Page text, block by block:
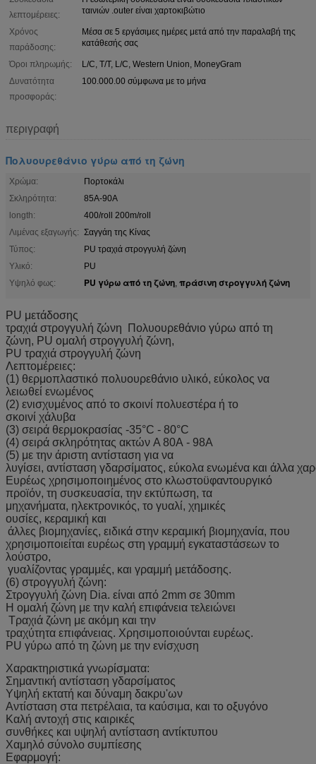
λεπτομέρειες:
ταινιών .outer είναι χαρτοκιβώτιο
Χρόνος
παράδοσης:
Μέσα σε 5 εργάσιμες ημέρες μετά από την παραλαβή της
κατάθεσής σας
Όροι πληρωμής:
L/C, T/T, L/C, Western Union, MoneyGram
Δυνατότητα
προσφοράς:
100.000.00 σύμφωνα με το μήνα
περιγραφή
Πολυουρεθάνιο γύρω από τη ζώνη
Χρώμα:
Πορτοκάλι
Σκληρότητα:
85A-90A
longth:
400/roll 200m/roll
Λιμένας εξαγωγής: Σαγγάη της Κίνας
Τύπος:
PU τραχιά στρογγυλή ζώνη
Υλικό:
PU
Υψηλό φως:
PU γύρω από τη ζώνη, πράσινη στρογγυλή ζώνη
PU μετάδοσης
τραχιά στρογγυλή ζώνη Πολυουρεθάνιο γύρω από τη
ζώνη, PU ομαλή στρογγυλή ζώνη,
PU τραχιά στρογγυλή ζώνη
Λεπτομέρειες:
(1) θερμοπλαστικό πολυουρεθάνιο υλικό, εύκολος να
λειωθεί ενωμένος
(2) ενισχυμένος από το σκοινί πολυεστέρα ή το
σκοινί χάλυβα
(3) σειρά θερμοκρασίας -35°C - 80°C
(4) σειρά σκληρότητας ακτών Α 80A - 98A
(5) με την άριστη αντίσταση για να
λυγίσει, αντίσταση γδαρσίματος, εύκολα ενωμένα και άλλα
Ευρέως χρησιμοποιημένος στο κλωστοϋφαντουργικό
προϊόν, τη συσκευασία, την εκτύπωση, τα
μηχανήματα, ηλεκτρονικός, το γυαλί, χημικές
ουσίες, κεραμική και
άλλες βιομηχανίες, ειδικά στην κεραμική βιομηχανία, που
χρησιμοποιείται ευρέως στη γραμμή εγκαταστάσεων το
λούστρο,
γυαλίζοντας γραμμές, και γραμμή μετάδοσης.
(6) στρογγυλή ζώνη:
Στρογγυλή ζώνη Dia. είναι από 2mm σε 30mm
Η ομαλή ζώνη με την καλή επιφάνεια τελειώνει
Τραχιά ζώνη με ακόμη και την
τραχύτητα επιφάνειας. Χρησιμοποιούνται ευρέως.
PU γύρω από τη ζώνη με την ενίσχυση
Χαρακτηριστικά γνωρίσματα:
Σημαντική αντίσταση γδαρσίματος
Υψηλή εκτατή και δύναμη δακρυ'ων
Αντίσταση στα πετρέλαια, τα καύσιμα, και το οξυγόνο
Καλή αντοχή στις καιρικές
συνθήκες και υψηλή αντίσταση αντίκτυπου
Χαμηλό σύνολο συμπίεσης
Εφαρμογή: